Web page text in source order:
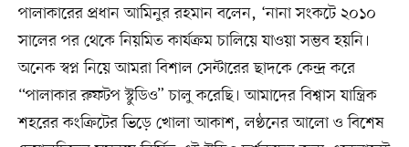
পালাকারের প্রধান আমিনুর রহমান বলেন, ‘নানা সংকটে ২০১০
সালের পর থেকে নিয়মিত কার্যক্রম চালিয়ে যাওয়া সম্ভব হয়নি।
অনেক স্বপ্ন নিয়ে আমরা বিশাল সেন্টারের ছাদকে কেন্দ্র করে
“পালাকার রুফটপ স্টুডিও” চালু করেছি। আমাদের বিশ্বাস যান্ত্রিক
শহরের কংক্রিটের ভিড়ে খোলা আকাশ, লণ্ঠনের আলো ও বিশেষ